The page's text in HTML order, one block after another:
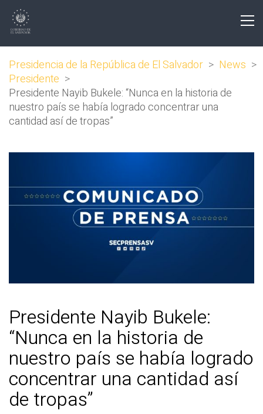
Presidencia de la República de El Salvador > News >
Presidente >
Presidente Nayib Bukele: “Nunca en la historia de
nuestro país se había logrado concentrar una
cantidad así de tropas”
Presidente Nayib Bukele:
“Nunca en la historia de
nuestro país se había logrado
concentrar una cantidad así
de tropas”